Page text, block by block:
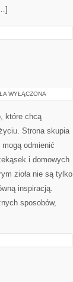
WYŁĄCZONA
które chcą
Strona skupia
odmienić
i domowych
zioła nie są tylko
inspiracją.
sposobów,